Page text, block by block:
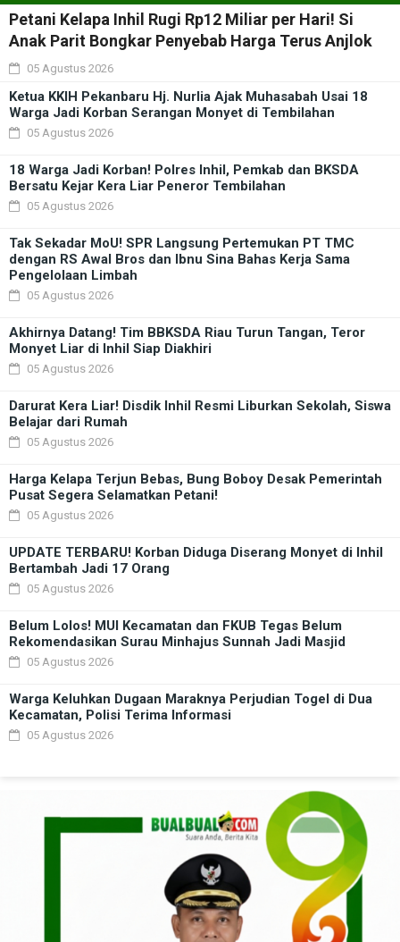
Petani Kelapa Inhil Rugi Rp12 Miliar per Hari! Si
Anak Parit Bongkar Penyebab Harga Terus Anjlok
05 Agustus 2026
Ketua KKIH Pekanbaru Hj. Nurlia Ajak Muhasabah Usai 18
Warga Jadi Korban Serangan Monyet di Tembilahan
05 Agustus 2026
18 Warga Jadi Korban! Polres Inhil, Pemkab dan BKSDA
Bersatu Kejar Kera Liar Peneror Tembilahan
05 Agustus 2026
Tak Sekadar MoU! SPR Langsung Pertemukan PT TMC
dengan RS Awal Bros dan Ibnu Sina Bahas Kerja Sama
Pengelolaan Limbah
05 Agustus 2026
Akhirnya Datang! Tim BBKSDA Riau Turun Tangan, Teror
Monyet Liar di Inhil Siap Diakhiri
05 Agustus 2026
Darurat Kera Liar! Disdik Inhil Resmi Liburkan Sekolah, Siswa
Belajar dari Rumah
05 Agustus 2026
Harga Kelapa Terjun Bebas, Bung Boboy Desak Pemerintah
Pusat Segera Selamatkan Petani!
05 Agustus 2026
UPDATE TERBARU! Korban Diduga Diserang Monyet di Inhil
Bertambah Jadi 17 Orang
05 Agustus 2026
Belum Lolos! MUI Kecamatan dan FKUB Tegas Belum
Rekomendasikan Surau Minhajus Sunnah Jadi Masjid
05 Agustus 2026
Warga Keluhkan Dugaan Maraknya Perjudian Togel di Dua
Kecamatan, Polisi Terima Informasi
05 Agustus 2026